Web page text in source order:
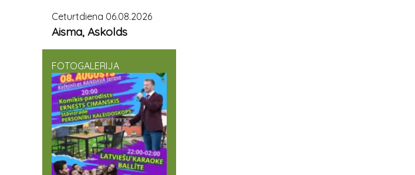
Ceturtdiena 06.08.2026
Aisma, Askolds
FOTOGALERIJA